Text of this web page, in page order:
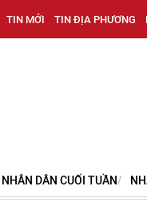
TIN MỚI TIN ĐỊA PHƯƠNG
NHÂN DÂN CUỐI TUẦN